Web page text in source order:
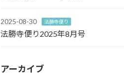
2025-08-30 法勝寺便り
法勝寺便り2025年8月号
アーカイブ